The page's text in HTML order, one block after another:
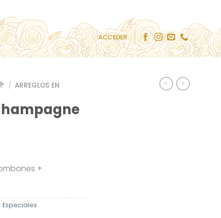
ACCEDER
/ ARREGLOS EN
+